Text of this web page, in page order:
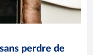
perdre de